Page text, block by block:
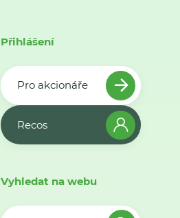
Přihlášení
Pro akcionáře
Recos
Vyhledat na webu